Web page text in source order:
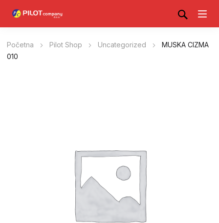
Početna Pilot Shop Uncategorized
MUSKA CIZMA
010